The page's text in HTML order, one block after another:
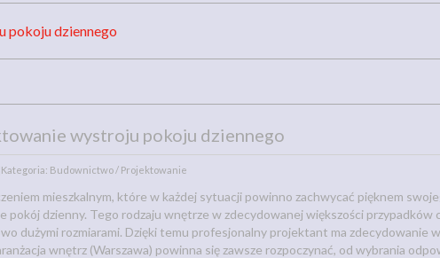
pokoju dziennego
wystroju pokoju dziennego
Kategoria: Budownictwo / Projektowanie
mieszkalnym, które w każdej sytuacji powinno zachwycać pięknem
pokój dzienny. Tego rodzaju wnętrze w zdecydowanej większości przypadków
dużymi rozmiarami. Dzięki temu profesjonalny projektant ma zdecydowanie
wnętrz (Warszawa) powinna się zawsze rozpoczynać, od wybrania